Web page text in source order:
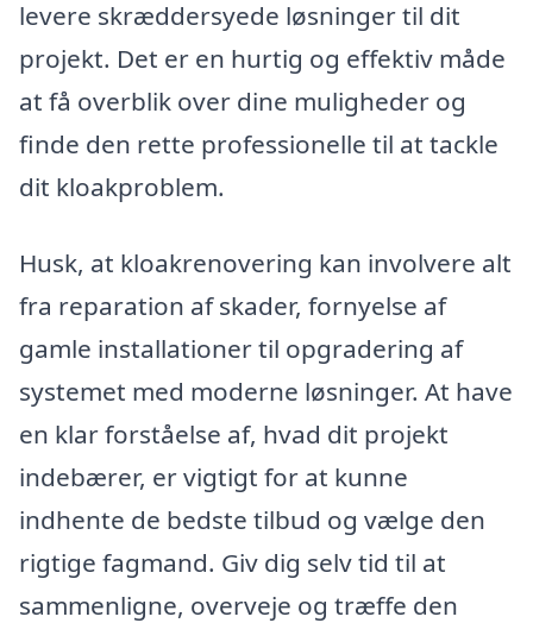
levere skræddersyede løsninger til dit
projekt. Det er en hurtig og effektiv måde
at få overblik over dine muligheder og
finde den rette professionelle til at tackle
dit kloakproblem.
Husk, at kloakrenovering kan involvere alt
fra reparation af skader, fornyelse af
gamle installationer til opgradering af
systemet med moderne løsninger. At have
en klar forståelse af, hvad dit projekt
indebærer, er vigtigt for at kunne
indhente de bedste tilbud og vælge den
rigtige fagmand. Giv dig selv tid til at
sammenligne, overveje og træffe den